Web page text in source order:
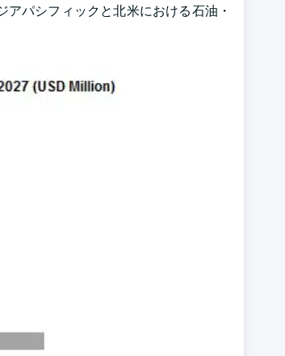
パシフィックと北米における石油・